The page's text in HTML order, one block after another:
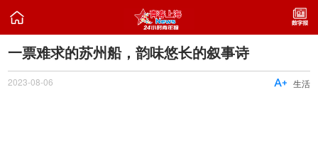

一票难求的苏州船，韵味悠长的叙事诗
2023-08-06 生活
